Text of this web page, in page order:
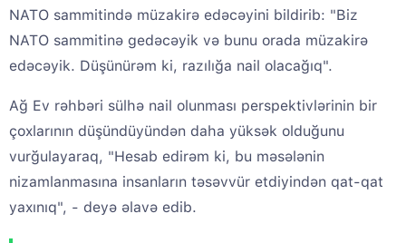
NATO sammitində müzakirə edəcəyini bildirib: "Biz
NATO sammitinə gedəcəyik və bunu orada müzakirə
edəcəyik. Düşünürəm ki, razılığa nail olacağıq".
Ağ Ev rəhbəri sülhə nail olunması perspektivlərinin bir
çoxlarının düşündüyündən daha yüksək olduğunu
vurğulayaraq, "Hesab edirəm ki, bu məsələnin
nizamlanmasına insanların təsəvvür etdiyindən qat-qat
yaxınıq", - deyə əlavə edib.